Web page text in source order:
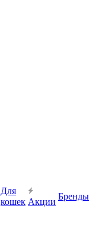
Для
кошек Акции
Бренды